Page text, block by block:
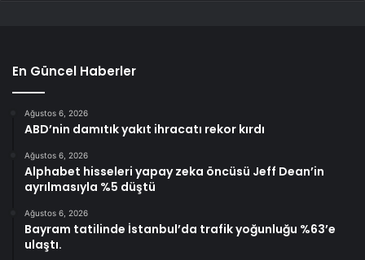
En Güncel Haberler
Ağustos 6, 2026
ABD’nin damıtık yakıt ihracatı rekor kırdı
Ağustos 6, 2026
Alphabet hisseleri yapay zeka öncüsü Jeff Dean’in
ayrılmasıyla %5 düştü
Ağustos 6, 2026
Bayram tatilinde İstanbul’da trafik yoğunluğu %63’e
ulaştı.